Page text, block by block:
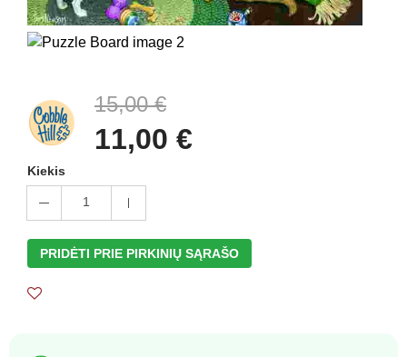
15,00 €
11,00 €
Kiekis
1
PRIDĖTI PRIE PIRKINIŲ SĄRAŠO